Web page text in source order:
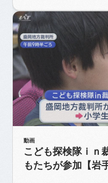
動画
こども探検隊ｉ
もたちが参加【岩